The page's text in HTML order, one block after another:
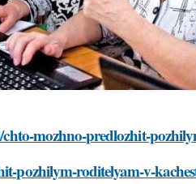
mozhno-predlozhit-
pozhilym-roditelyam-v-